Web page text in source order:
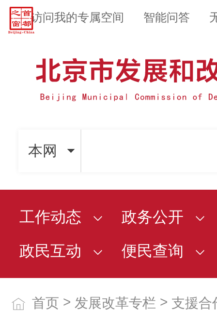
访问我的专属空间 智能问答
本网
工作动态
政务公开
政民互动
便民查询
首页 > 发展改革专栏 > 支援合